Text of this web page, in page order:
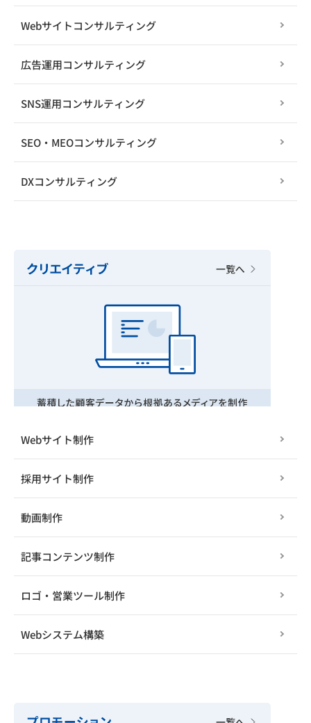
Webサイトコンサルティング
広告運用コンサルティング
SNS運用コンサルティング
SEO・MEOコンサルティング
DXコンサルティング
Webサイト制作
採用サイト制作
動画制作
記事コンテンツ制作
ロゴ・営業ツール制作
Webシステム構築